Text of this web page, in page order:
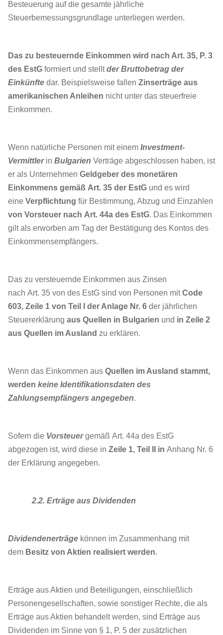
Besteuerung auf die gesamte jährliche
Steuerbemessungsgrundlage unterliegen werden.
Das zu besteuernde Einkommen wird nach Art. 35, P. 3
des EstG formiert und stelltder Bruttobetrag der
Einkünfte dar. Beispielsweise fallen Zinserträge aus
amerikanischen Anleihen nicht unter das steuerfreie
Einkommen.
Wenn natürliche Personen mit einem Investment-
Vermittlerin Bulgarien Verträge abgeschlossen haben, ist
er als Unternehmen Geldgeber des monetären
Einkommens gemäß Art. 35 der EstG und es wird
eine Verpflichtung für Bestimmung, Abzug und Einzahlen
von Vorsteuer nach Art. 44a des EstG. Das Einkommen
gilt als erworben am Tag der Bestätigung des Kontos des
Einkommensempfängers.
Das zu versteuernde Einkommen aus Zinsen
nach Art. 35 von des EstG sind von Personen mitCode
603, Zeile 1 von Teil I der Anlage Nr. 6 der jährlichen
Steuererklärung aus Quellen in Bulgarien und in Zeile 2
aus Quellen im Ausland zu erklären.
Wenn das Einkommen aus Quellen im Ausland stammt,
werden keine Identifikationsdaten des
Zahlungsempfängers angegeben.
Sofern die Vorsteuergemäß Art. 44a des EstG
abgezogen ist, wird diese in Zeile 1, Teil II in Anhang Nr. 6
der Erklärung angegeben.
2.2. Erträge aus Dividenden
Dividendenerträge können im Zusammenhang mit
dem Besitz von Aktien realisiert werden.
Erträge aus Aktien und Beteiligungen, einschließlich
Personengesellschaften, sowie sonstiger Rechte, die als
Erträge aus Aktien behandelt werden, sind Erträge aus
Dividenden im Sinne von § 1, P. 5 der zusätzlichen